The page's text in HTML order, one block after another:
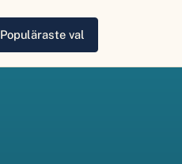
Populäraste val